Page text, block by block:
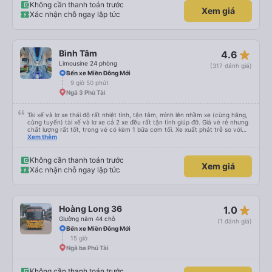
Không cần thanh toán trước
Xác nhận chỗ ngay lập tức
Xem giá
Bình Tâm
Limousine 24 phòng
4.6 star_rate
(317 đánh giá)
Bến xe Miền Đông Mới
9 giờ 50 phút
Ngã 3 Phú Tài
Tài xế và lơ xe thái độ rất nhiệt tình, tận tâm, mình lên nhầm xe (cùng hãng,
cùng tuyến) tài xế và lơ xe cả 2 xe đều rất tận tình giúp đỡ. Giá vé rẻ nhưng
chất lượng rất tốt, trong vé có kèm 1 bữa cơm tối. Xe xuất phát trễ so với
trên app 45p, nhưng do bão nên trời mưa rất to, có thể thông cảm được.
Xem thêm
Không cần thanh toán trước
Xác nhận chỗ ngay lập tức
Xem giá
Hoàng Long 36
Giường nằm 44 chỗ
1.0 star_rate
(1 đánh giá)
Bến xe Miền Đông Mới
15 giờ
Ngã ba Phú Tài